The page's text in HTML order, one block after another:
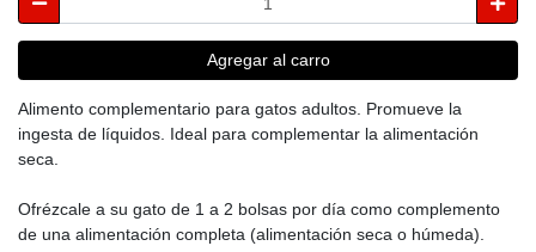
Agregar al carro
Alimento complementario para gatos adultos. Promueve la
ingesta de líquidos. Ideal para complementar la alimentación
seca.
Ofrézcale a su gato de 1 a 2 bolsas por día como complemento
de una alimentación completa (alimentación seca o húmeda).